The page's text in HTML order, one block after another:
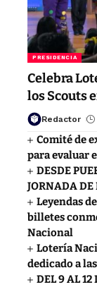
PRESIDENCIA
Celebra
los Scouts
Redactor
Comité de
para evaluar
DESDE
JORNADA DE
Leyendas
billetes
Nacional
Lotería
dedicado a
DEL 9 AL 12